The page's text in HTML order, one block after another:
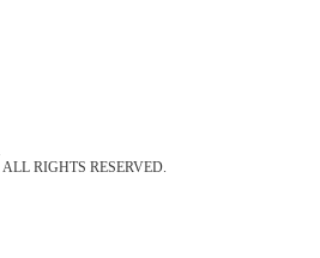
RIGHTS RESERVED.